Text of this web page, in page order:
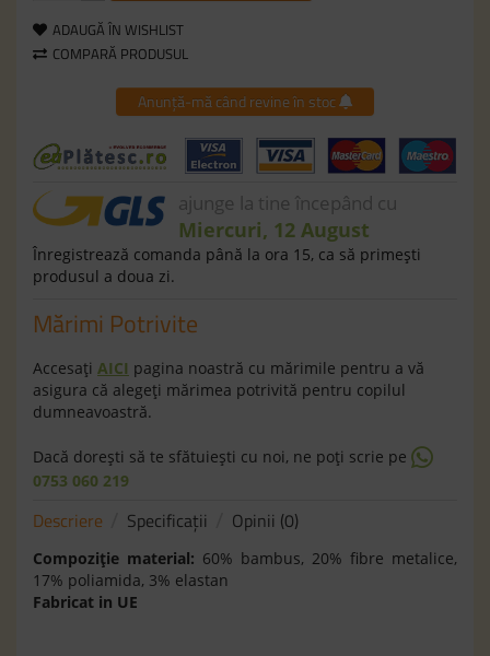
ADAUGĂ ÎN WISHLIST
COMPARĂ PRODUSUL
Anunță-mă când revine în stoc
ajunge la tine începând cu
Miercuri, 12 August
Înregistrează comanda până la ora 15, ca să primeşti
produsul a doua zi.
Mărimi Potrivite
Accesaţi AICI pagina noastră cu mărimile pentru a vă
asigura că alegeţi mărimea potrivită pentru copilul
dumneavoastră.
Dacă doreşti să te sfătuieşti cu noi, ne poţi scrie pe
0753 060 219
Descriere Specificaţii Opinii (0)
Compoziţie material: 60% bambus, 20% fibre metalice,
17% poliamida, 3% elastan
Fabricat in UE